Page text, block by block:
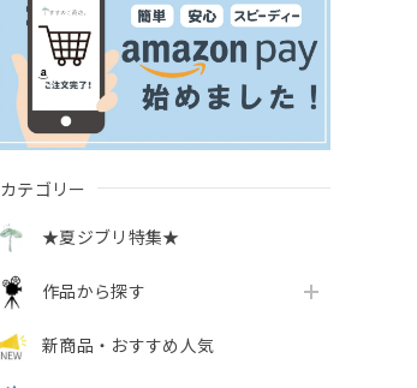
カテゴリー
★夏ジブリ特集★
作品から探す
新商品・おすすめ人気